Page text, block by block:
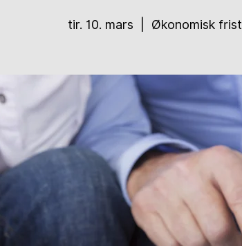
tir. 10. mars Økonomisk frist